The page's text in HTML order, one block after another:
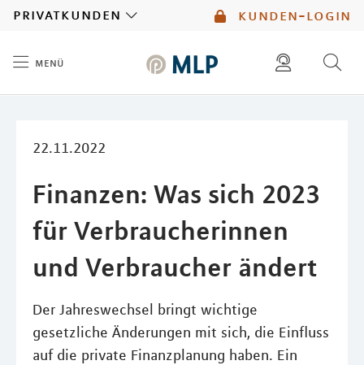
kunden-login
privatkunden
menü
22.11.2022
Finanzen: Was sich 2023
für Verbraucherinnen
und Verbraucher ändert
Der Jahreswechsel bringt wichtige
gesetzliche Änderungen mit sich, die Einfluss
auf die private Finanzplanung haben. Ein